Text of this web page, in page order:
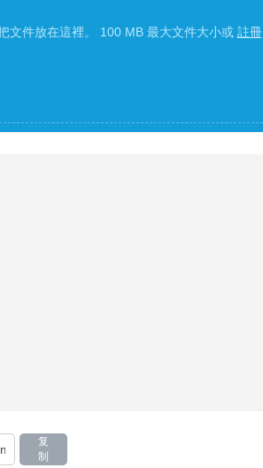
文件放在這裡。 100 MB 最大文件大小或 註冊
复
制